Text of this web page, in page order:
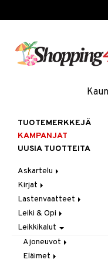
TUOTEMERKKEJÄ
KAMPANJAT
UUSIA TUOTTEITA
Askartelu
Askartelumateriaalit
Askartelusetti
Helmet
Koulutarvikkeet
Muovailuvaha
Piirrä ja maalaa
Kirjat
Askartelukirjat
Maalauskirjat
Päiväkirjat
Lastenvaatteet
Alaosat
Leggingsit
Alusvaatteet & Sukat
Kengät
Mekot
Leiki & Opi
Opetuslelut
Oppimispelit
Soittimet
Leikkikalut
Ajoneuvot
Autoradat
Eläimet